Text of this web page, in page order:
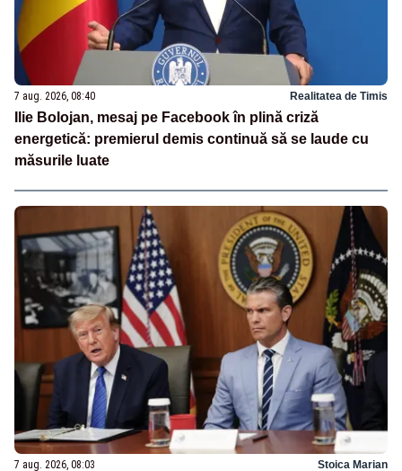
7 aug. 2026, 08:40 Realitatea de Timis
Ilie Bolojan, mesaj pe Facebook în plină criză
energetică: premierul demis continuă să se laude cu
măsurile luate
7 aug. 2026, 08:03 Stoica Marian